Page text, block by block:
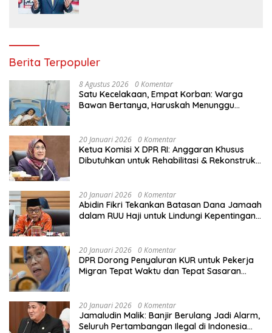
Berita Terpopuler
8 Agustus 2026 0 Komentar
Satu Kecelakaan, Empat Korban: Warga
Bawan Bertanya, Haruskah Menunggu
20 Januari 2026 0 Komentar
Ketua Komisi X DPR RI: Anggaran Khusus
Dibutuhkan untuk Rehabilitasi & Rekonstruksi
20 Januari 2026 0 Komentar
Abidin Fikri Tekankan Batasan Dana Jamaah
dalam RUU Haji untuk Lindungi Kepentingan
20 Januari 2026 0 Komentar
DPR Dorong Penyaluran KUR untuk Pekerja
Migran Tepat Waktu dan Tepat Sasaran
20 Januari 2026 0 Komentar
Jamaludin Malik: Banjir Berulang Jadi Alarm,
Seluruh Pertambangan Ilegal di Indonesia